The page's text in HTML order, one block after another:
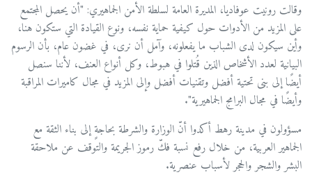
وقالت رونيت عوفاديا، المديرة العامة لسلطة الأمن الجماهيري: "أن يحصل المجتمع
على المزيد من الأدوات حول كيفية حماية نفسه، ونوع القيادة التي ستكون هنا،
وأين سيكون لدى الشباب ما يفعلونه، وآمل أن نرى، في غضون عام، بأن الرسوم
البيانية لعدد الأشخاص الذين قُتلوا في هبوط، وكل أنواع العنف، لأننا سنصل
أيضًا إلى بنى تحتية أفضل وتقنيات أفضل وإلى المزيد في مجال كاميرات المراقبة
وأيضًا في مجال البرامج الجماهيرية".
مسؤولون في مدينة رهط أكدوا أنّ الوزارة والشرطة بحاجةٍ إلى بناء الثقة مع
الجماهير العربية، من خلال رفع نسبة فكّ رموز الجريمة والتوقف عن ملاحقة
البشر والشجر والحجر لأسباب عنصرية.